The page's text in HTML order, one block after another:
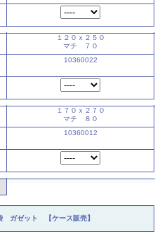
１２０ｘ２５０
マチ ７０
10360022
１７０ｘ２７０
マチ ８０
10360012
ガゼット 【ケース販売】